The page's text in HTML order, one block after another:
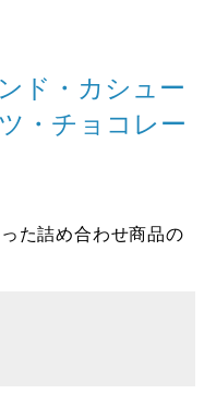
ド・カシュー
・チョコレー
た詰め合わせ商品の